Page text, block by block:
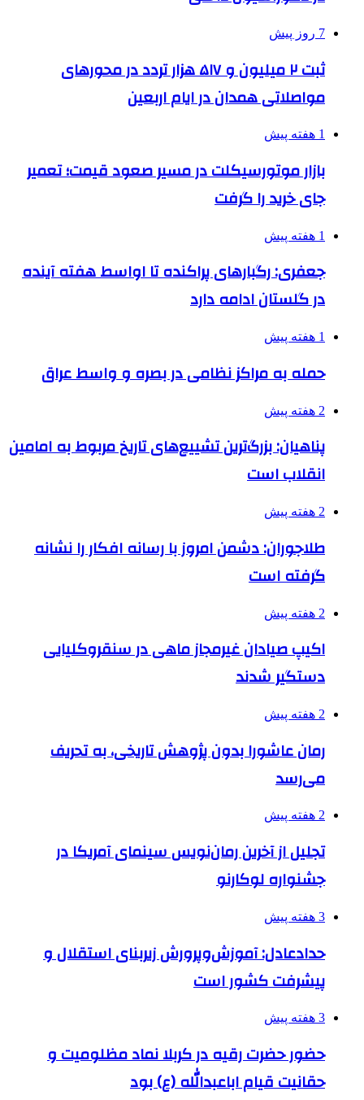
7 روز پیش
ثبت ۲ میلیون و ۵۱۷ هزار تردد در محورهای
مواصلاتی همدان در ایام اربعین
1 هفته پیش
بازار موتورسیکلت در مسیر صعود قیمت؛ تعمیر
جای خرید را گرفت
1 هفته پیش
جعفری: رگبارهای پراکنده تا اواسط هفته آینده
در گلستان ادامه دارد
1 هفته پیش
حمله به مراکز نظامی در بصره و واسط عراق
2 هفته پیش
پناهیان: بزرگ‌ترین تشییع‌های تاریخ مربوط به امامین
انقلاب است
2 هفته پیش
طلاجوران: دشمن امروز با رسانه افکار را نشانه
گرفته است
2 هفته پیش
اکیپ صیادان غیرمجاز ماهی در سنقروکلیایی
دستگیر شدند
2 هفته پیش
رمان عاشورا بدون پژوهش تاریخی، به تحریف
می‌رسد
2 هفته پیش
تجلیل از آخرین رمان‌نویس سینمای آمریکا در
جشنواره لوکارنو
3 هفته پیش
حدادعادل: آموزش‌وپرورش زیربنای استقلال و
پیشرفت کشور است
3 هفته پیش
حضور حضرت رقیه در کربلا نماد مظلومیت و
حقانیت قیام اباعبدالله (ع) بود